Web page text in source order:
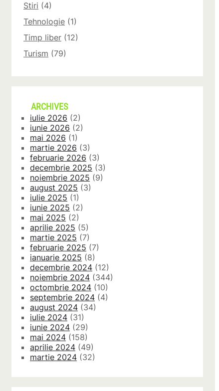
Stiri (4)
Tehnologie (1)
Timp liber (12)
Turism (79)
ARCHIVES
iulie 2026 (2)
iunie 2026 (2)
mai 2026 (1)
martie 2026 (3)
februarie 2026 (3)
decembrie 2025 (3)
noiembrie 2025 (9)
august 2025 (3)
iulie 2025 (1)
iunie 2025 (2)
mai 2025 (2)
aprilie 2025 (5)
martie 2025 (7)
februarie 2025 (7)
ianuarie 2025 (8)
decembrie 2024 (12)
noiembrie 2024 (344)
octombrie 2024 (10)
septembrie 2024 (4)
august 2024 (34)
iulie 2024 (31)
iunie 2024 (29)
mai 2024 (158)
aprilie 2024 (49)
martie 2024 (32)